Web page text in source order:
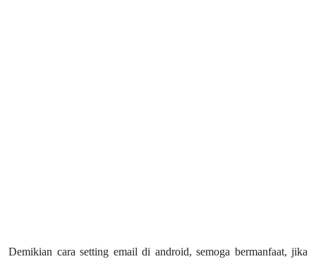
Demikian cara setting email di android, semoga bermanfaat, jika